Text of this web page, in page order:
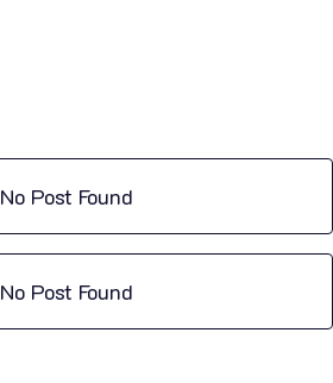
No Post Found
No Post Found